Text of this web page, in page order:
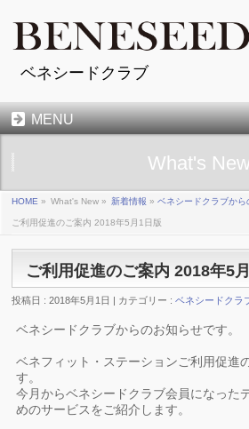
ベネシードクラブ
MENU
What's
HOME » What's New » 新着情報 »ベネシードクラブから
ご利用促進のご案内 2018年5月1日版
ご利用促進のご案内 2018年5
投稿日 : 2018年5月1日 | カテゴリー :ベネシードクラ
ベネシードクラブからのお知らせです。
ベネフィット・ステーションご利用促進
す。
今月からベネシードクラブ会員になった
めのサービスをご紹介します。